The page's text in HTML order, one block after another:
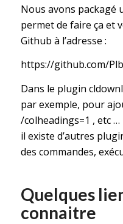
Nous avons packagé
permet de faire ça et
Github à l’adresse :
https://github.com/
Dans le plugin
par exemple, pour
/colheadings=1 , etc …
il existe d’autres
des commandes,
Quelques
connaitre